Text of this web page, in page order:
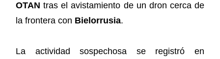
OTAN tras el avistamiento de un dron cerca de
la frontera con Bielorrusia.
La actividad sospechosa se registró en